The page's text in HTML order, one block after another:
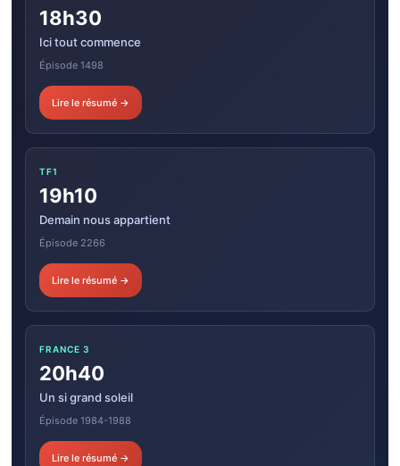
18h30
Ici tout commence
Épisode 1498
Lire le résumé →
TF1
19h10
Demain nous appartient
Épisode 2266
Lire le résumé →
FRANCE 3
20h40
Un si grand soleil
Épisode 1984-1988
Lire le résumé →